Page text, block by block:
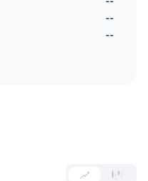
--
--